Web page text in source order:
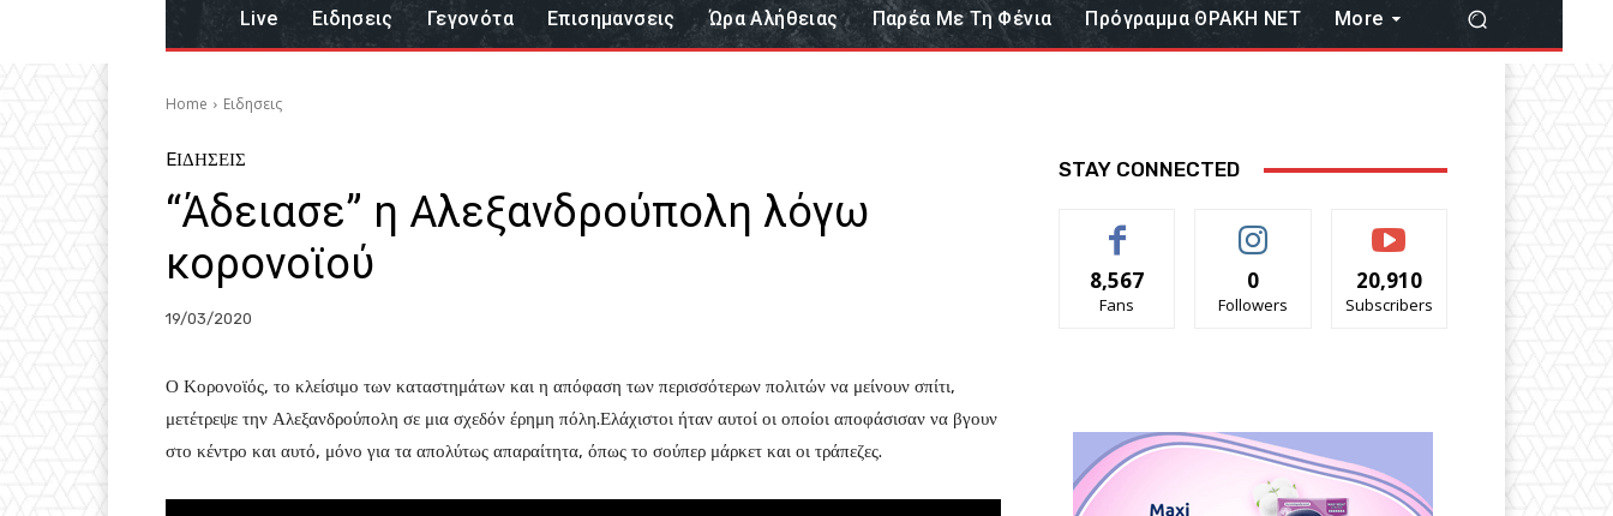
Live Eιδησεις Γεγονότα Επισημανσεις Ώρα Αλήθειας Παρέα Με Τη Φένια Πρόγραμμα ΘΡΑΚΗ ΝΕΤ More
Home Eιδησεις
EΙΔΗΣΕΙΣ
“Άδειασε” η Αλεξανδρούπολη λόγω
κορονοϊού
19/03/2020
Ο Κορονοϊός, το κλείσιμο των καταστημάτων και η απόφαση των περισσότερων πολιτών να μείνουν σπίτι,
μετέτρεψε την Αλεξανδρούπολη σε μια σχεδόν έρημη πόλη.Ελάχιστοι ήταν αυτοί οι οποίοι αποφάσισαν να βγουν
στο κέντρο και αυτό, μόνο για τα απολύτως απαραίτητα, όπως το σούπερ μάρκετ και οι τράπεζες.
STAY CONNECTED
8,567
Fans
0
Followers
20,910
Subscribers